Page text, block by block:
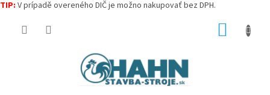
TIP: V prípadě overeného DIČ je možno nakupovať bez DPH.